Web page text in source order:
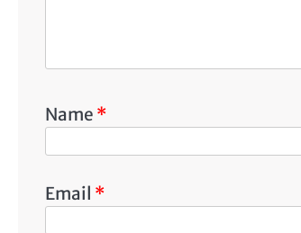
Name *
Email *